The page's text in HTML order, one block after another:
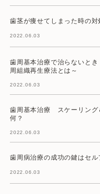
歯茎が痩せてしまった時の対
2022.06.03
歯周基本治療で治らないと
周組織再生療法とは～
2022.06.03
歯周基本治療 スケーリング
何？
2022.06.03
歯周病治療の成功の鍵はセル
2022.06.03